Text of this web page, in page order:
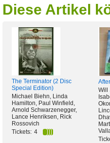
Diese Artikel
The Terminator (2 Disc
Special Edition)
Michael Biehn, Linda
Hamilton, Paul Winfield,
Arnold Schwarzenegger,
Lance Henriksen, Rick
Rossovich
Tickets: 4
Will